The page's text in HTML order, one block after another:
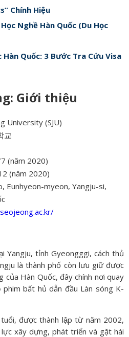
Chính Hiệu
Nghề Hàn Quốc (Du Học
Hàn Quốc: 3 Bước Tra Cứu Visa
Giới thiệu
University (SJU)
교
(năm 2020)
(năm 2020)
Eunhyeon-myeon, Yangju-si,
Yangju, tỉnh Gyeongggi, cách thủ
là thành phố còn lưu giữ được
Hàn Quốc, đây chính nơi quay
phim bất hủ dẫn đầu Làn sóng K-
được thành lập từ năm 2002,
xây dựng, phát triển và gặt hái